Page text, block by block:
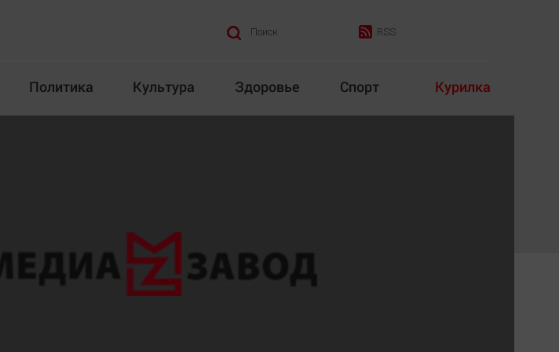
Поиск RSS
Политика Культура Здоровье Спорт Курилка